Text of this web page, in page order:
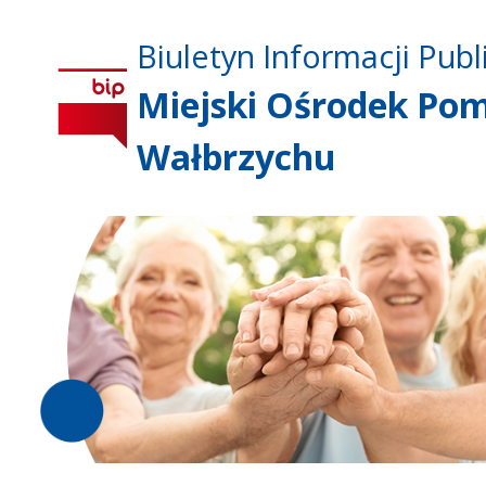
Biuletyn Informacji
Miejski Ośrodek
Wałbrzychu